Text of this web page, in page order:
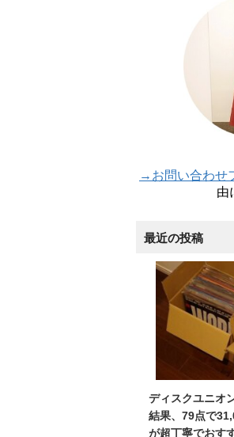
→お問い合わせ
由
最近の投稿
ディスクユニオ
結果、79点で
が超丁寧でおす